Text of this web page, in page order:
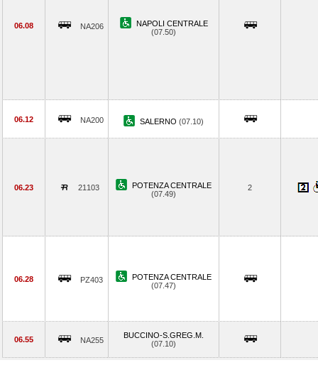
06.08 NA206
NAPOLI CENTRALE
(07.50)
06.12 NA200 SALERNO (07.10)
06.23 21103
POTENZA CENTRALE
(07.49)
2
06.28 PZ403
POTENZA CENTRALE
(07.47)
06.55 NA255
BUCCINO-S.GREG.M.
(07.10)